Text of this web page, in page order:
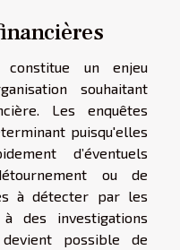
un enjeu
souhaitant
Les enquêtes
puisqu'elles
d’éventuels
ou de
à détecter par les
à des investigations
possible de